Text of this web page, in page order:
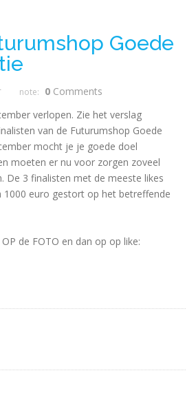
Goede
note: 0 Comments
verlopen. Zie het verslag
van de Futurumshop Goede
mocht je je goede doel
moeten er nu voor zorgen zoveel
De 3 finalisten met de meeste likes
1000 euro gestort op het betreffende
de FOTO en dan op op like: